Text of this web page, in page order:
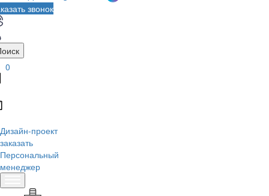
звонок
0
Дизайн-проект
заказать
Персональный
менеджер